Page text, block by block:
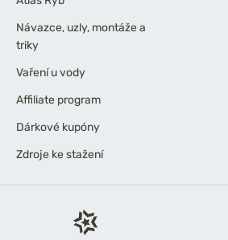
Návazce, uzly, montáže a
triky
Vaření u vody
Affiliate program
Dárkové kupóny
Zdroje ke stažení